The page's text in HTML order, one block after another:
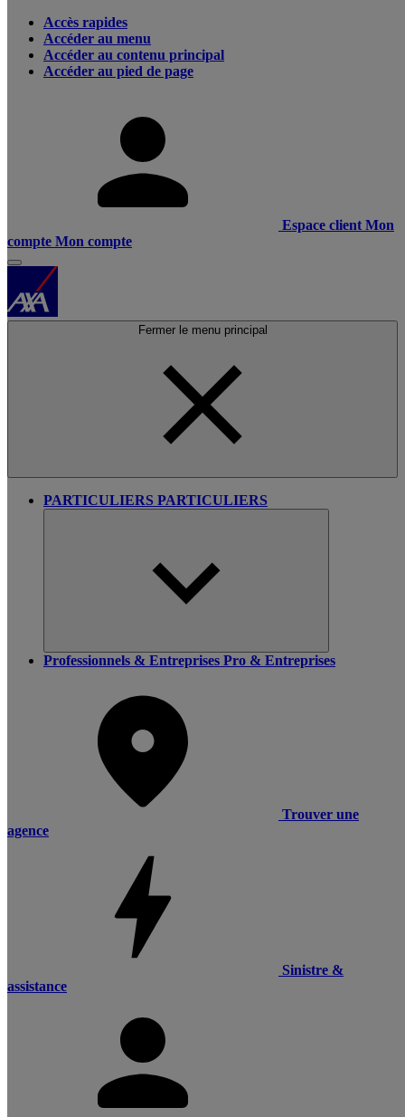
Accès rapides
Accéder au menu
Accéder au contenu principal
Accéder au pied de page
Espace client Mon
compte Mon compte
Fermer le menu principal
PARTICULIERS PARTICULIERS
Professionnels & Entreprises Pro & Entreprises
Trouver une
agence
Sinistre &
assistance